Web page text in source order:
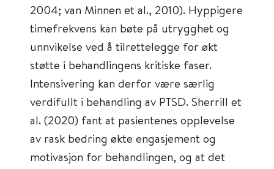
2004; van Minnen et al., 2010). Hyppigere
timefrekvens kan bøte på utrygghet og
unnvikelse ved å tilrettelegge for økt
støtte i behandlingens kritiske faser.
Intensivering kan derfor være særlig
verdifullt i behandling av PTSD. Sherrill et
al. (2020) fant at pasientenes opplevelse
av rask bedring økte engasjement og
motivasjon for behandlingen, og at det